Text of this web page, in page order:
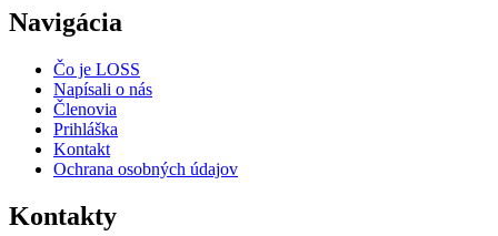
Navigácia
Čo je LOSS
Napísali o nás
Členovia
Prihláška
Kontakt
Ochrana osobných údajov
Kontakty